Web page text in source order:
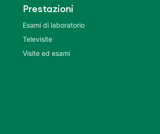
Prestazioni
Esami di laboratorio
Televisite
Visite ed esami